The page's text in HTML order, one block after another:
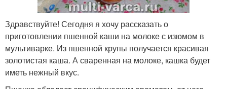
Здравствуйте! Сегодня я хочу рассказать о
приготовлении пшенной каши на молоке с изюмом в
мультиварке. Из пшенной крупы получается красивая
золотистая каша. А сваренная на молоке, кашка будет
иметь нежный вкус.